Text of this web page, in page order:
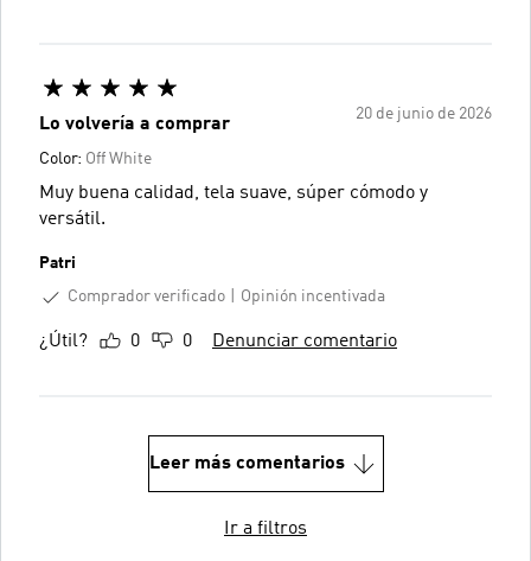
20 de junio de 2026
Lo volvería a comprar
Color: Off White
Muy buena calidad, tela suave, súper cómodo y
versátil.
Patri
Comprador verificado
Opinión incentivada
¿Útil? 0 0 Denunciar comentario
Leer más comentarios
Ir a filtros